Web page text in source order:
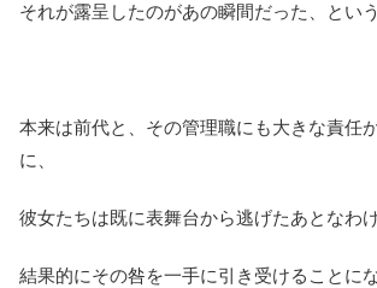
それが露呈したのがあの瞬間だった、という
本来は前代と、その管理職にも大きな責任
に、
彼女たちは既に表舞台から逃げたあとなわけ
結果的にその咎を一手に引き受けることに